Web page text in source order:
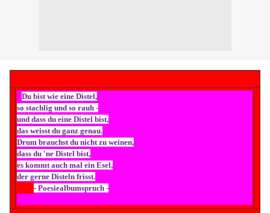
Du bist wie eine Distel,
so stachlig und so rauh -
und dass du eine Distel bist,
das weisst du ganz genau.
Drum brauchst du nicht zu weinen,
dass du 'ne Distel bist,
es kommt auch mal ein Esel,
der gerne Disteln frisst.
- Poesiealbumspruch -